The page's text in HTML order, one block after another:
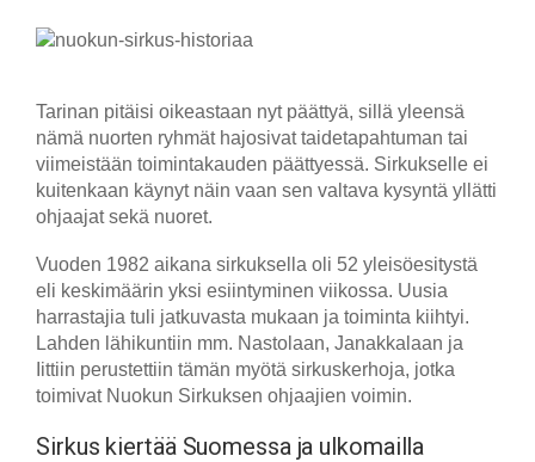
Tarinan pitäisi oikeastaan nyt päättyä, sillä yleensä
nämä nuorten ryhmät hajosivat taidetapahtuman tai
viimeistään toimintakauden päättyessä. Sirkukselle ei
kuitenkaan käynyt näin vaan sen valtava kysyntä yllätti
ohjaajat sekä nuoret.
Vuoden 1982 aikana sirkuksella oli 52 yleisöesitystä
eli keskimäärin yksi esiintyminen viikossa. Uusia
harrastajia tuli jatkuvasta mukaan ja toiminta kiihtyi.
Lahden lähikuntiin mm. Nastolaan, Janakkalaan ja
Iittiin perustettiin tämän myötä sirkuskerhoja, jotka
toimivat Nuokun Sirkuksen ohjaajien voimin.
Sirkus kiertää Suomessa ja ulkomailla